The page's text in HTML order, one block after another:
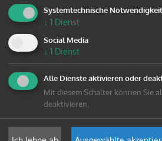
Die attraktiven Leporellos
Entwicklungsstufen, die Kinder
die Sprache und in die Welt
durchschreiten.
Auf der Vorderseite werden
Entwicklungsschritte mit
Systemtechnische Notwendigkeit
↓ 1 Dienst
Social Media
↓ 1 Dienst
Alle Dienste aktivieren oder
Mit diesem Schalter können Sie
deaktivieren.